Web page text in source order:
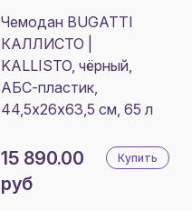
Чемодан BUGATTI
КАЛЛИСТО |
KALLISTO, чёрный,
АБС-пластик,
44,5х26х63,5 см, 65 л
15 890.00
руб
Купить